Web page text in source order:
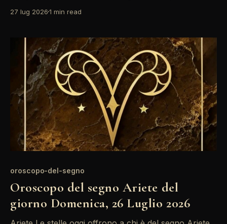
ideale per riflettere sulle proprie ambizioni e desideri,
relazioni professionali. La posizione del Sole in
27 lug 20261 min read
oroscopo-del-segno
Oroscopo del segno Ariete del
giorno Domenica, 26 Luglio 2026